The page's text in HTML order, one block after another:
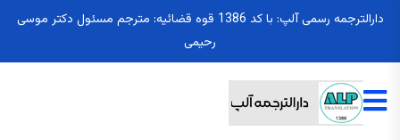
دارالترجمه رسمی آلپ: با کد 1386 قوه قضائیه: مترجم مسئول دکتر موسی
رحیمی